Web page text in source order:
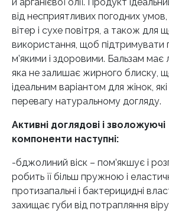
від несприятливих погодних
вітер і сухе повітря, а також для
використання, щоб підтримувати
м’якими і здоровими. Бальзам має
яка не залишає жирного блиску,
ідеальним варіантом для жінок,
перевагу натуральному догляду.
Активні доглядові і зволожуючі
компоненти наступні:
-бджолиний віск – пом’якшує і
робить її більш пружною і
протизапальні і бактерицидні
захищає губи від потрапляння